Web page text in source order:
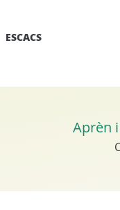
ESCACS
Aprèn